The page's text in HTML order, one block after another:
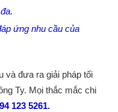
ứng nhu cầu của
và đưa ra giải pháp tối
Ty. Mọi thắc mắc chi
123 5261.